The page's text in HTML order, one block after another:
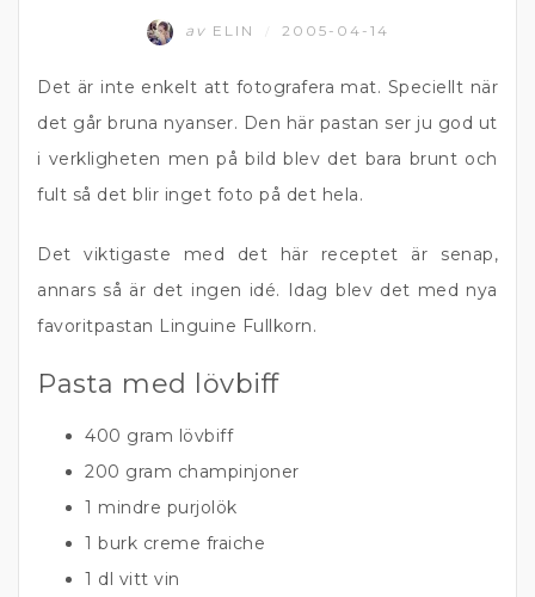
av ELIN 2005-04-14
Det är inte enkelt att fotografera mat. Speciellt när
det går bruna nyanser. Den här pastan ser ju god ut
i verkligheten men på bild blev det bara brunt och
fult så det blir inget foto på det hela.
Det viktigaste med det här receptet är senap,
annars så är det ingen idé. Idag blev det med nya
favoritpastan Linguine Fullkorn.
Pasta med lövbiff
400 gram lövbiff
200 gram champinjoner
1 mindre purjolök
1 burk creme fraiche
1 dl vitt vin